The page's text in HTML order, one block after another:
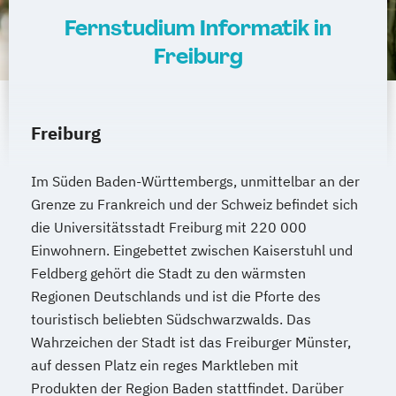
Sportmanagement
Supply Chain Management
Wirtschaftsinformatik (DE/EN)
Wirtschaftsingenieurwesen (DE/EN)
Wirtschaftsingenieurwesen Medizintechnik
Wirtschaftspsychologie (DE/EN)
Wirtschaftsrecht
Wirtschaftsingenieurwesen – Digitale
Wirtschafts­ingenieur­wesen Informatik
Wirtschafts­ingenieur­wesen
Kunststofftechnik
Wirtschafts­ingenieur­wesen Künstliche
Intelligenz
Wirtschafts­ingenieur­wesen Lebensmittel
Wirtschafts­ingenieur­wesen Logistik
Wirtschafts­ingenieur­wesen Mechatronik
Wirtschafts­ingenieur­wesen Medizintechnik
Wirtschafts­ingenieur­wesen
Fernstudium Informatik in
Freiburg
Freiburg
Im Süden Baden-Württembergs, unmittelbar an der
Grenze zu Frankreich und der Schweiz befindet sich
die Universitätsstadt Freiburg mit 220 000
Einwohnern. Eingebettet zwischen Kaiserstuhl und
Feldberg gehört die Stadt zu den wärmsten
Regionen Deutschlands und ist die Pforte des
touristisch beliebten Südschwarzwalds. Das
Wahrzeichen der Stadt ist das Freiburger Münster,
auf dessen Platz ein reges Marktleben mit
Produkten der Region Baden stattfindet. Darüber